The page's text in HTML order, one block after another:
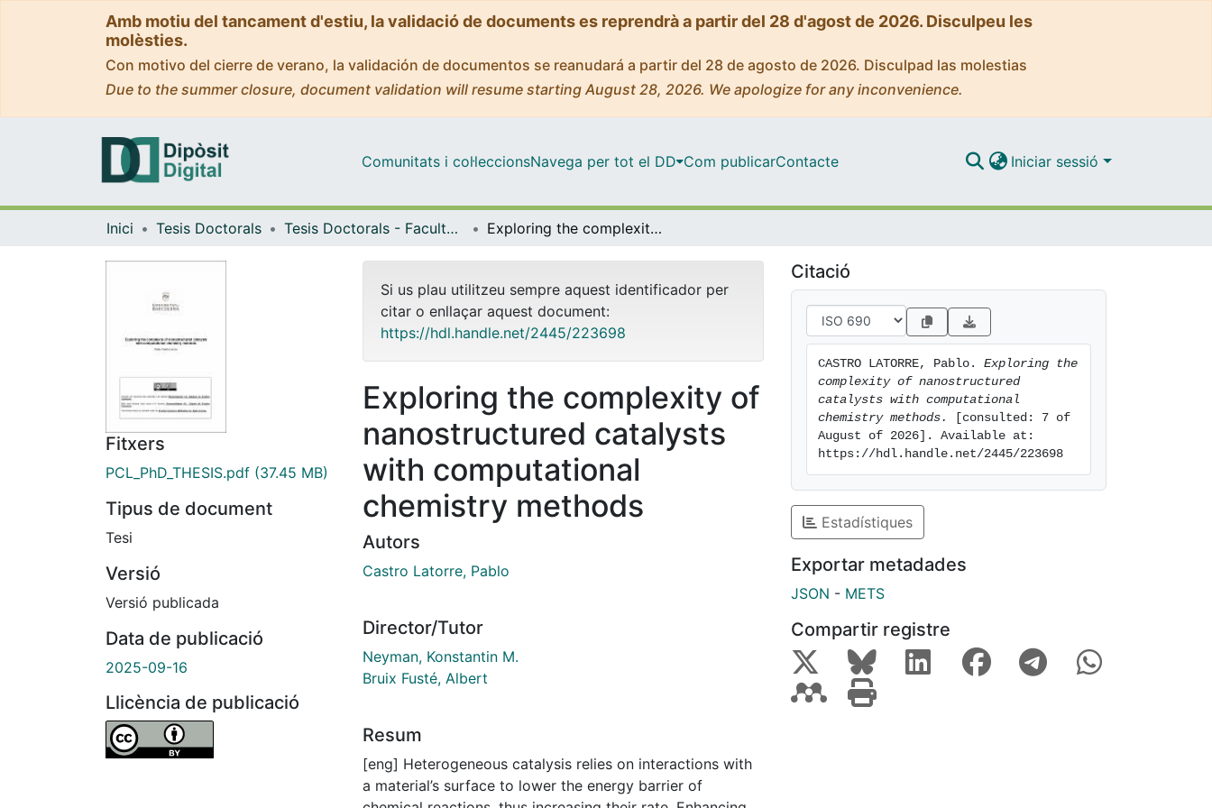
Amb motiu del tancament d'estiu, la validació de documents es reprendrà a partir del 28 d'agost de 2026. Disculpeu les
molèsties.
Con motivo del cierre de verano, la validación de documentos se reanudará a partir del 28 de agosto de 2026. Disculpad las molestias
Due to the summer closure, document validation will resume starting August 28, 2026. We apologize for any inconvenience.
Comunitats i col·leccionsNavega per tot el DD Com publicarContacte Iniciar sessió
Inici Tesis Doctorals Tesis Doctorals - Facultat - Química Exploring the complexity of nanostructured catalysts with computational chemistry methods
Fitxers
PCL_PhD_THESIS.pdf (37.45 MB)
Tipus de document
Tesi
Versió
Versió publicada
Data de publicació
2025-09-16
Llicència de publicació
Si us plau utilitzeu sempre aquest identificador per
citar o enllaçar aquest document:
https://hdl.handle.net/2445/223698
Exploring the complexity of
nanostructured catalysts
with computational
chemistry methods
Autors
Castro Latorre, Pablo
Director/Tutor
Neyman, Konstantin M.
Bruix Fusté, Albert
Resum
[eng] Heterogeneous catalysis relies on interactions with
a material’s surface to lower the energy barrier of
Citació
CASTRO LATORRE, Pablo. Exploring the
complexity of nanostructured
catalysts with computational
chemistry methods.
[consulted: 7 of
August of 2026]. Available at:
https://hdl.handle.net/2445/223698
Estadístiques
Exportar metadades
JSON - METS
Compartir registre